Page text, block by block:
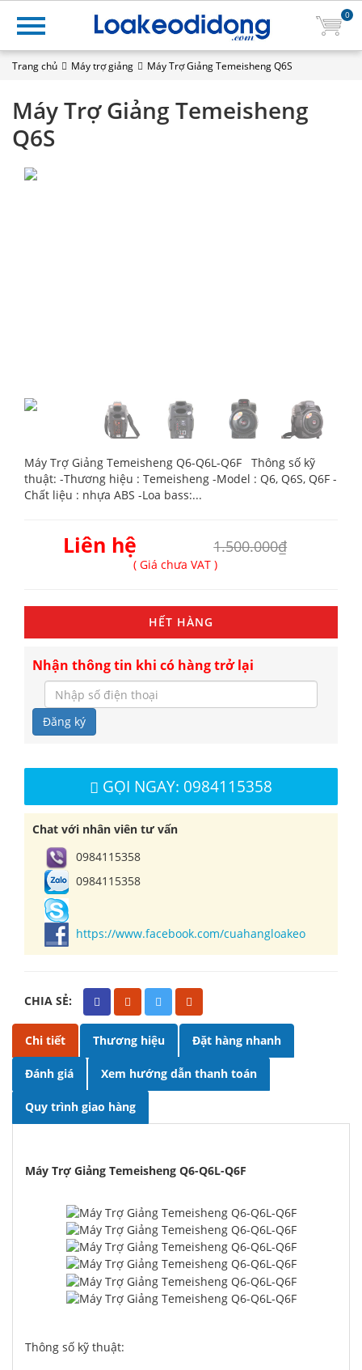
0
Trang chủ Máy trợ giảng Máy Trợ Giảng Temeisheng Q6S
Máy Trợ Giảng Temeisheng
Q6S
Máy Trợ Giảng Temeisheng Q6-Q6L-Q6F Thông số kỹ
thuật: -Thương hiệu : Temeisheng -Model : Q6, Q6S, Q6F -
Chất liệu : nhựa ABS -Loa bass:...
Liên hệ 1.500.000₫
( Giá chưa VAT )
HẾT HÀNG
Nhận thông tin khi có hàng trở lại
Đăng ký
GỌI NGAY: 0984115358
Chat với nhân viên tư vấn
0984115358
0984115358
https://www.facebook.com/cuahangloakeo
CHIA SẺ:
Chi tiết Thương hiệu Đặt hàng nhanh
Đánh giá Xem hướng dẫn thanh toán
Quy trình giao hàng
Máy Trợ Giảng Temeisheng Q6-Q6L-Q6F
Thông số kỹ thuật: